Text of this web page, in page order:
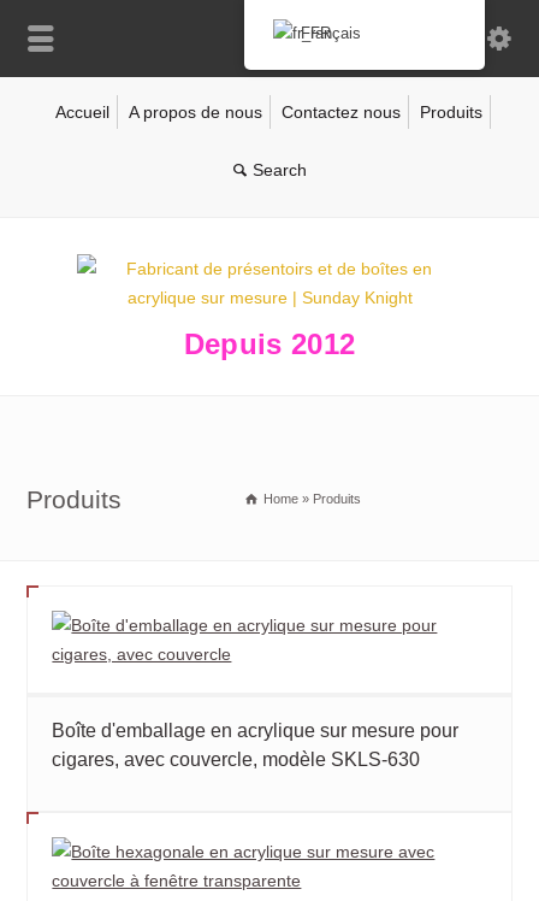
Accueil A propos de nous Contactez nous Produits
Depuis 2012
Produits Home » Produits
Boîte d'emballage en acrylique sur mesure pour
cigares, avec couvercle, modèle SKLS-630
Français